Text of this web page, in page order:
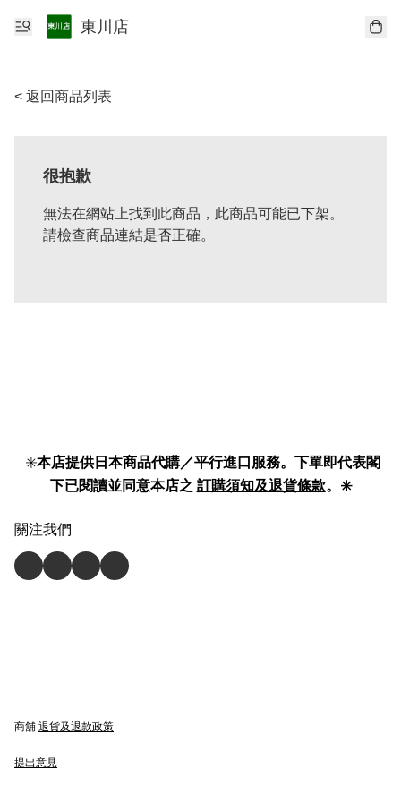
東川店
< 返回商品列表
很抱歉
無法在網站上找到此商品，此商品可能已下架。
請檢查商品連結是否正確。
✳️本店提供日本商品代購／平行進口服務。下單即代表閣
下已閱讀並同意本店之 訂購須知及退貨條款。✳️
關注我們
商舖 退貨及退款政策
提出意見